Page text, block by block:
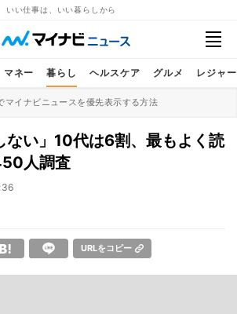
いい仕事は、いい暮らしから
マネー 暮らし ヘルスケア グルメ レジャー
マイナビニュースを優先表示する方法
ない」10代は6割、最もよく読
人調査
URLをコピー